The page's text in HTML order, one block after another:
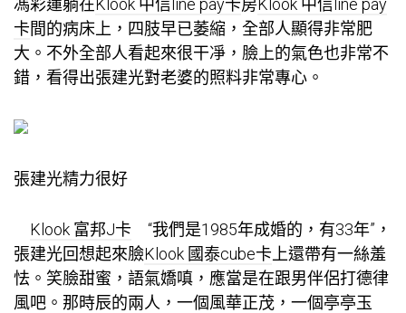
馮彩蓮躺在Klook 中信line pay卡房Klook 中信line pay
卡間的病床上，四肢早已萎縮，全部人顯得非常肥
大。不外全部人看起來很干凈，臉上的氣色也非常不
錯，看得出張建光對老婆的照料非常專心。
張建光精力很好
Klook 富邦J卡 “我們是1985年成婚的，有33年”，
張建光回想起來臉Klook 國泰cube卡 上還帶有一絲羞
怯。笑臉甜蜜，語氣嬌嗔，應當是在跟男伴侶打德律
風吧。那時辰的兩人，一個風華正茂，一個亭亭玉